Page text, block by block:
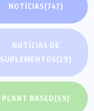
NOTÍCIAS(747)
NOTÍCIAS DE
SUPLEMENTOS(29)
PLANT BASED(59)